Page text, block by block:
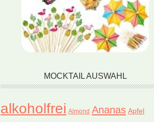
MOCKTAIL AUSWAHL
alkoholfrei Almond Ananas Apfel